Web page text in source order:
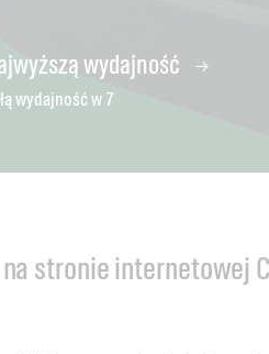
wydajność
wydajność w 7
silnika
stronie internetowej